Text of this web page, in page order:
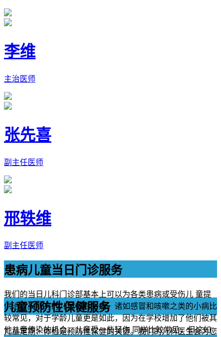
李维
主治医师
张先喜
副主任医师
邢轶维
副主任医师
患病儿童当日门诊服务
我们的当日儿科门诊部基本上可以为各类患病或受伤儿 童提
供治疗。所有的儿童都会生病。诸如感冒和咳嗽之类的小病比
较常见，对于学龄儿童更是如此，因为在学校增加了他们被其
他儿童传染的机会。儿童受一些轻伤 同样比较常见，但这如
儿童预防性保健服务
儿童定期：体检是预防性保健的关键。我们的儿科医生会为您